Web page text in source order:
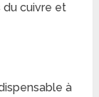
du cuivre et
à